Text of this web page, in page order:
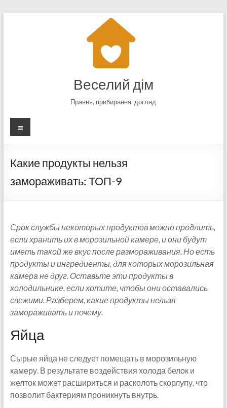
Веселий дім
Прання, прибирання, догляд
Меню
Какие продукты нельзя
замораживать: ТОП-9
Срок службы некоторых продуктов можно продлить,
если хранить их в морозильной камере, и они будут
иметь такой же вкус после размораживания. Но есть
продукты и ингредиенты, для которых морозильная
камера не друг. Оставьте эти продукты в
холодильнике, если хотите, чтобы они оставались
свежими. Разберем, какие продукты нельзя
замораживать и почему.
Яйца
Сырые яйца не следует помещать в морозильную
камеру. В результате воздействия холода белок и
желток может расшириться и расколоть скорлупу, что
позволит бактериям проникнуть внутрь.